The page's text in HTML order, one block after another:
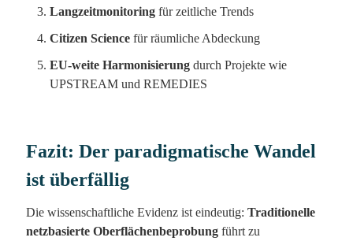
Langzeitmonitoring für zeitliche Trends
Citizen Science für räumliche Abdeckung
EU-weite Harmonisierung durch Projekte wie
UPSTREAM und REMEDIES
Fazit: Der paradigmatische Wandel
ist überfällig
Die wissenschaftliche Evidenz ist eindeutig: Traditionelle
netzbasierte Oberflächenbeprobung führt zu